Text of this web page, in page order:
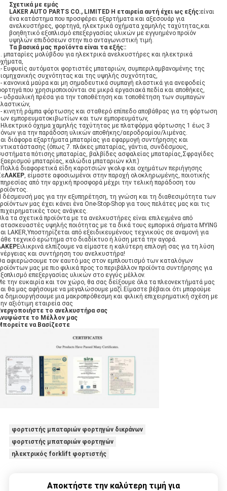
Σχετικά με εμάς
LAKER AUTO PARTS CO., LIMITED Η εταιρεία αυτή έχει ως εξής:είναι
ένα κατάστημα που προσφέρει εξαρτήματα και αξεσουάρ για
ανελκυστήρες, φορτηγά, ηλεκτρικά οχήματα χαμηλής ταχύτητας,και
βοηθητικό εξοπλισμό επεξεργασίας υλικών με εγγυημένο προϊόν
υψηλών επιδόσεων στην πιο ανταγωνιστική τιμή.
Τα βασικά μας προϊόντα είναι τα εξής::
μπαταρίες μολύβδου για ηλεκτρικά ανελκυστήρες και ηλεκτρικά
Ευφυείς αυτόματοι φορτιστές μπαταριών, συμπεριλαμβανομένης της
συχνότητας και της υψηλής συχνότητας,
κανονικά μαύρα και μη σημαδευτικά συμπαγή ελαστικά για ανεφοδείς
που χρησιμοποιούνται σε μικρά εργασιακά πεδία και αποθήκες,
υδραυλική πρέσα για την τοποθέτηση και τοποθέτηση των συμπαγών
κινητή ράμπα φόρτωσης και σταθερό επίπεδο αποβάθρας για τη φόρτωση
εμπορευματοκιβωτίων και των εμπορευμάτων,
όχημα χαμηλής ταχύτητας με πλατφόρμα φόρτωσης 1 έως 3
για την παράδοση υλικών αποθήκης/αεροδρομίου/λιμένας.
διάφορα εξαρτήματα μπαταρίας για εφαρμογή συντήρησης και
(όπως 7. πλάκες μπαταρίας, γάντια, συνδέσμους,
πότισης μπαταρίας, βαλβίδες ασφαλείας μπαταρίας,Σφραγίδες
μπαταρίας, καλώδια μπαταριών κλπ.)
διαφορετικά είδη καροτσιών γκολφ και οχημάτων περιήγησης
ΛΑΚΕΡ, είμαστε αφοσιωμένοι στην παροχή ολοκληρωμένης, ποιοτικής
από την αρχική προσφορά μέχρι την τελική παράδοση του
δέσμευσή μας για την εξυπηρέτηση, τη γνώση και τη διαθεσιμότητα των
μας έχει κάνει ένα One-Stop-Shop για τους πελάτες μας και τις
τους ανάγκες.
τα σχετικά προϊόντα με τα ανελκυστήρες είναι επιλεγμένα από
υψηλής ποιότητας με τα δικά τους εμπορικά σήματα MYING
LAKER,Υποστηρίζεται από εξειδικευμένους τεχνικούς σε αναμονή για
τεχνικό ερώτημα στο διαδίκτυο ή λύση μετά την αγορά.
Ειλικρινά ελπίζουμε να είμαστε η καλύτερη επιλογή σας για τη λύση
και συντήρηση του ανελκυστήρα!
αφιερώσουμε τον εαυτό μας στον εμπλουτισμό των καταλόγων
μας με πιο φιλικά προς το περιβάλλον προϊόντα συντήρησης για
επεξεργασίας υλικών στο εγγύς μέλλον.
την ευκαιρία και τον χώρο, θα σας δείξουμε όλα τα πλεονεκτήματά μας
θα μας αφήσουμε να μεγαλώσουμε μαζί.Είμαστε βέβαιοι ότι μπορούμε
δημιουργήσουμε μια μακροπρόθεσμη και φιλική επιχειρηματική σχέση με
αξιότιμη εταιρεία σας
το ανελκυστήρα σας
το Μέλλον μας
να Βασίζεστε
φορτιστής μπαταριών φορτηγών δικράνων
φορτιστής μπαταριών φορτηγών
ηλεκτρικός forklift φορτιστής
Αποκτήστε την καλύτερη τιμή για